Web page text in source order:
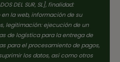
DEL SUR, SL], finalidad:
la web, información de su
legitimación: ejecución de un
de logística para la entrega de
para el procesamiento de pagos,
los datos, así como otros